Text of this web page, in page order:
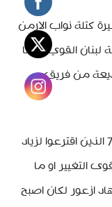
كتلة نواب الارمن
القوي بينما
من فريق
اما “دسامة” الاكتشاف ففي النواب الـ 7 الذين اقترعوا لزياد
التغيير او ما
ازعور لكان اصبح